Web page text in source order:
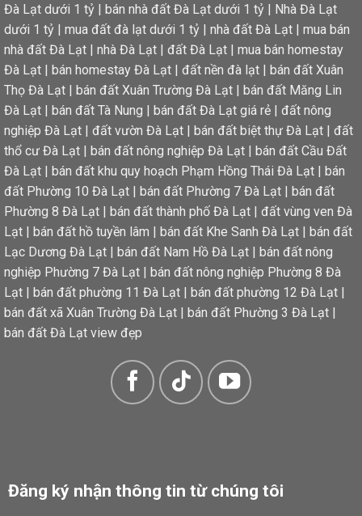
Đà Lạt dưới 1 tỷ | bán nhà đất Đà Lạt dưới 1 tỷ | Nhà Đà Lạt
dưới 1 tỷ | mua đất đà lạt dưới 1 tỷ | nhà đất Đà Lạt | mua bán
nhà đất Đà Lạt | nhà Đà Lạt | đất Đà Lạt | mua bán homestay
Đà Lạt | bán homestay Đà Lạt | đất nền đà lạt | bán đất Xuân
Thọ Đà Lạt | bán đất Xuân Trường Đà Lạt | bán đất Măng Lin
Đà Lạt | bán đất Tà Nung | bán đất Đà Lạt giá rẻ | đất nông
nghiệp Đà Lạt | đất vườn Đà Lạt | bán đất biệt thự Đà Lạt | đất
thổ cư Đà Lạt | bán đất nông nghiệp Đà Lạt | bán đất Cầu Đất
Đà Lạt | bán đất khu quy hoạch Phạm Hồng Thái Đà Lạt | bán
đất Phường 10 Đà Lạt | bán đất Phường 7 Đà Lạt | bán đất
Phường 8 Đà Lạt | bán đất thành phố Đà Lạt | đất vùng ven Đà
Lạt | bán đất hồ tuyền lâm | bán đất Khe Sanh Đà Lạt | bán đất
Lạc Dương Đà Lạt | bán đất Nam Hồ Đà Lạt | bán đất nông
nghiệp Phường 7 Đà Lạt | bán đất nông nghiệp Phường 8 Đà
Lạt | bán đất phường 11 Đà Lạt | bán đất phường 12 Đà Lạt |
bán đất xã Xuân Trường Đà Lạt | bán đất Phường 3 Đà Lạt |
bán đất Đà Lạt view đẹp
Đăng ký nhận thông tin từ chúng tôi